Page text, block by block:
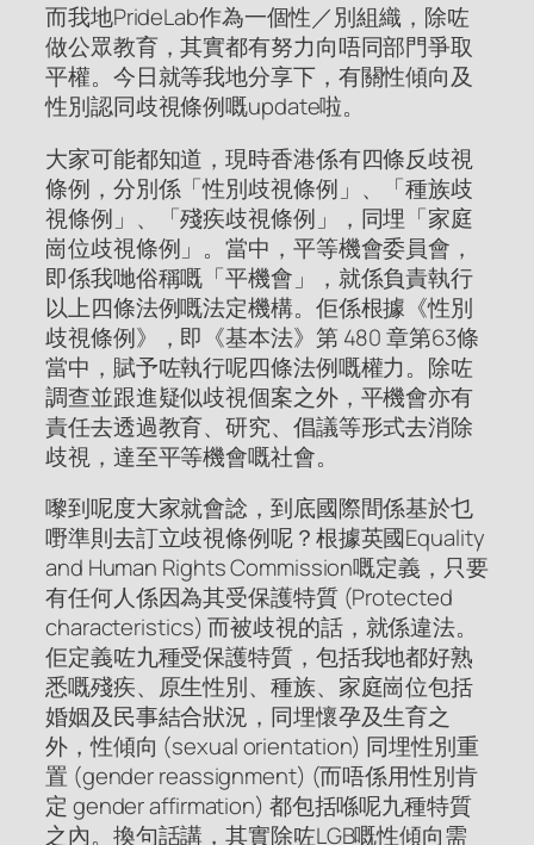
而我地PrideLab作為一個性／別組織，除咗
做公眾教育，其實都有努力向唔同部門爭取
平權。今日就等我地分享下，有關性傾向及
性別認同歧視條例嘅update啦。
大家可能都知道，現時香港係有四條反歧視
條例，分別係「性別歧視條例」、「種族歧
視條例」、「殘疾歧視條例」，同埋「家庭
崗位歧視條例」。當中，平等機會委員會，
即係我哋俗稱嘅「平機會」，就係負責執行
以上四條法例嘅法定機構。佢係根據《性別
歧視條例》，即《基本法》第 480 章第63條
當中，賦予咗執行呢四條法例嘅權力。除咗
調查並跟進疑似歧視個案之外，平機會亦有
責任去透過教育、研究、倡議等形式去消除
歧視，達至平等機會嘅社會。
嚟到呢度大家就會諗，到底國際間係基於乜
嘢準則去訂立歧視條例呢？根據英國Equality
and Human Rights Commission嘅定義，只要
有任何人係因為其受保護特質 (Protected
characteristics) 而被歧視的話，就係違法。
佢定義咗九種受保護特質，包括我地都好熟
悉嘅殘疾、原生性別、種族、家庭崗位包括
婚姻及民事結合狀況，同埋懷孕及生育之
外，性傾向 (sexual orientation) 同埋性別重
置 (gender reassignment) (而唔係用性別肯
定 gender affirmation) 都包括喺呢九種特質
之內。換句話講，其實除咗LGB嘅性傾向需